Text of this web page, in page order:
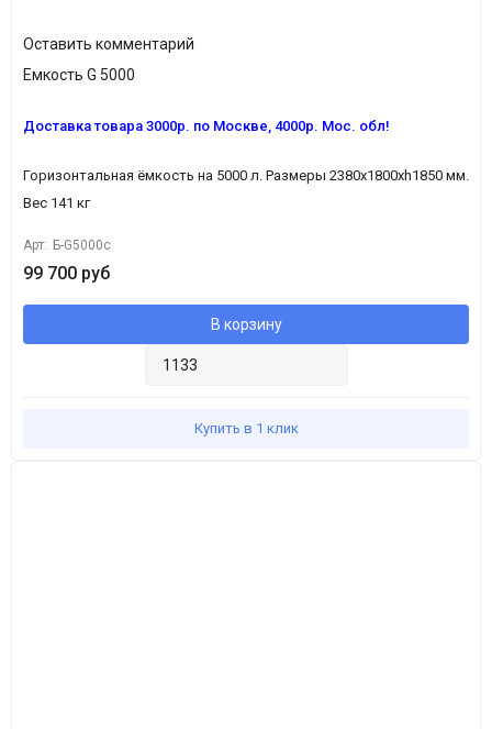
Оставить комментарий
Емкость G 5000
Доставка товара 3000р. по Москве, 4000р. Мос. обл!
Горизонтальная ёмкость на 5000 л. Размеры 2380х1800хh1850 мм.
Вес 141 кг
Арт: Б-G5000с
99 700 руб
В корзину
Купить в 1 клик